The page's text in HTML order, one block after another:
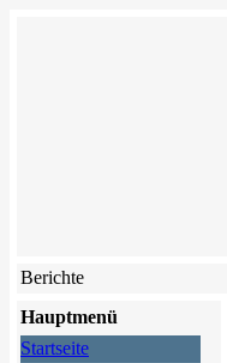
Berichte
Hauptmenü
Startseite